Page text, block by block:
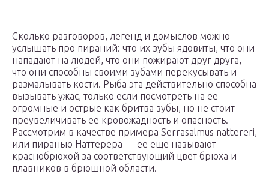
Сколько разговоров, легенд и домыслов можно
услышать про пираний: что их зубы ядовиты, что они
нападают на людей, что они пожирают друг друга,
что они способны своими зубами перекусывать и
размалывать кости. Рыба эта действительно способна
вызывать ужас, только если посмотреть на ее
огромные и острые как бритва зубы, но не стоит
преувеличивать ее кровожадность и опасность.
Рассмотрим в качестве примера Serrasalmus nattereri,
или пиранью Наттерера — ее еще называют
краснобрюхой за соответствующий цвет брюха и
плавников в брюшной области.